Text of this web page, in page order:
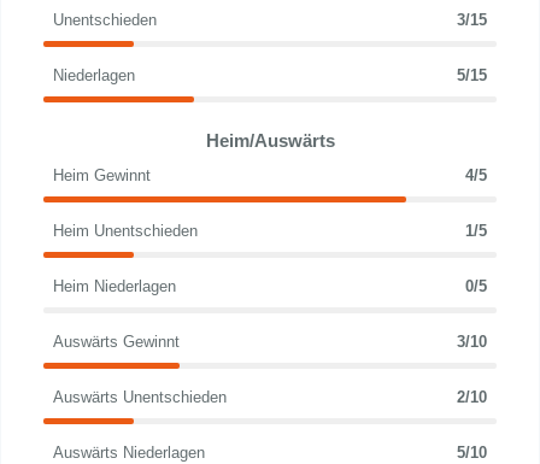
Unentschieden 3/15
Niederlagen 5/15
Heim/Auswärts
Heim Gewinnt 4/5
Heim Unentschieden 1/5
Heim Niederlagen 0/5
Auswärts Gewinnt 3/10
Auswärts Unentschieden 2/10
Auswärts Niederlagen 5/10